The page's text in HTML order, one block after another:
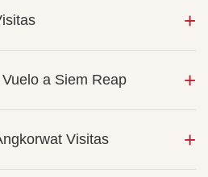
a Siem Reap
Visitas